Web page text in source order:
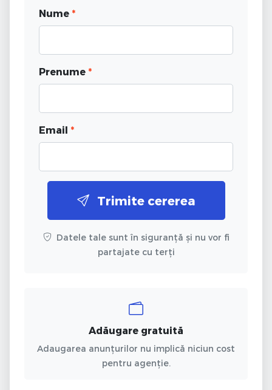
Nume *
Prenume *
Email *
Trimite cererea
Datele tale sunt în siguranță și nu vor fi
partajate cu terți
Adăugare gratuită
Adaugarea anunțurilor nu implică niciun cost
pentru agenție.